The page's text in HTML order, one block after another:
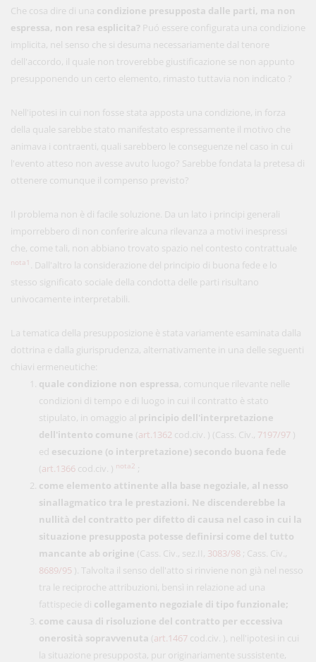
Che cosa dire di una condizione presupposta dalle parti, ma non
espressa, non resa esplicita? Puó essere configurata una condizione
implicita, nel senso che si desuma necessariamente dal tenore
dell'accordo, il quale non troverebbe giustificazione se non appunto
presupponendo un certo elemento, rimasto tuttavia non indicato ?
Nell'ipotesi in cui non fosse stata apposta una condizione, in forza
della quale sarebbe stato manifestato espressamente il motivo che
animava i contraenti, quali sarebbero le conseguenze nel caso in cui
l'evento atteso non avesse avuto luogo? Sarebbe fondata la pretesa di
ottenere comunque il compenso previsto?
Il problema non è di facile soluzione. Da un lato i principi generali
imporrebbero di non conferire alcuna rilevanza a motivi inespressi
che, come tali, non abbiano trovato spazio nel contesto contrattuale
nota1
. Dall'altro la considerazione del principio di buona fede e lo
stesso significato sociale della condotta delle parti risultano
univocamente interpretabili.
La tematica della presupposizione è stata variamente esaminata dalla
dottrina e dalla giurisprudenza, alternativamente in una delle seguenti
chiavi ermeneutiche:
quale condizione non espressa, comunque rilevante nelle
condizioni di tempo e di luogo in cui il contratto è stato
stipulato, in omaggio al principio dell'interpretazione
dell'intento comune (art.1362 cod.civ. ) (Cass. Civ., 7197/97 )
ed esecuzione (o interpretazione) secondo buona fede
(art.1366 cod.civ. ) nota2 ;
come elemento attinente alla base negoziale, al nesso
sinallagmatico tra le prestazioni. Ne discenderebbe la
nullità del contratto per difetto di causa nel caso in cui la
situazione presupposta potesse definirsi come del tutto
mancante ab origine (Cass. Civ., sez.II, 3083/98 ; Cass. Civ.,
8689/95 ). Talvolta il senso dell'atto si rinviene non già nel nesso
tra le reciproche attribuzioni, bensì in relazione ad una
fattispecie di collegamento negoziale di tipo funzionale;
come causa di risoluzione del contratto per eccessiva
onerosità sopravvenuta (art.1467 cod.civ. ), nell'ipotesi in cui
la situazione presupposta, pur originariamente sussistente,